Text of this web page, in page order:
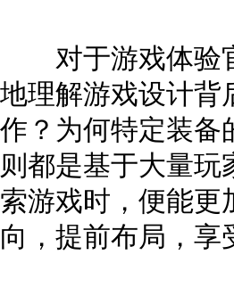
对于游戏体验官
地理解游戏设计背
作？为何特定装备
则都是基于大量
索游戏时，便能更
向，提前布局，享